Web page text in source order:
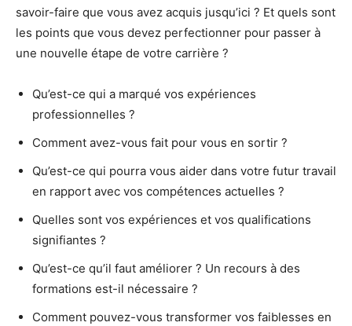
savoir-faire que vous avez acquis jusqu’ici ? Et quels sont
les points que vous devez perfectionner pour passer à
une nouvelle étape de votre carrière ?
Qu’est-ce qui a marqué vos expériences
professionnelles ?
Comment avez-vous fait pour vous en sortir ?
Qu’est-ce qui pourra vous aider dans votre futur travail
en rapport avec vos compétences actuelles ?
Quelles sont vos expériences et vos qualifications
signifiantes ?
Qu’est-ce qu’il faut améliorer ? Un recours à des
formations est-il nécessaire ?
Comment pouvez-vous transformer vos faiblesses en